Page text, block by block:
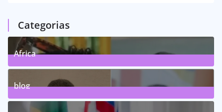
Categorias
Africa
0Posts
blog
75Posts